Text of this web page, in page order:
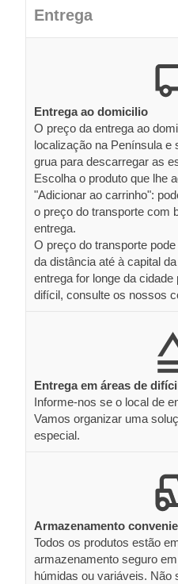
Entrega
Entrega ao domicilio
O preço da entrega ao
localização na Península
grua para descarregar as
Escolha o produto que lhe
"Adicionar ao carrinho":
o preço do transporte com
entrega.
O preço do transporte
da distância até à capital
entrega for longe da
difícil, consulte os nossos
Entrega em áreas de
Informe-nos se o local de
Vamos organizar uma
especial.
Armazenamento
Todos os produtos estão
armazenamento seguro
húmidas ou variáveis. Não